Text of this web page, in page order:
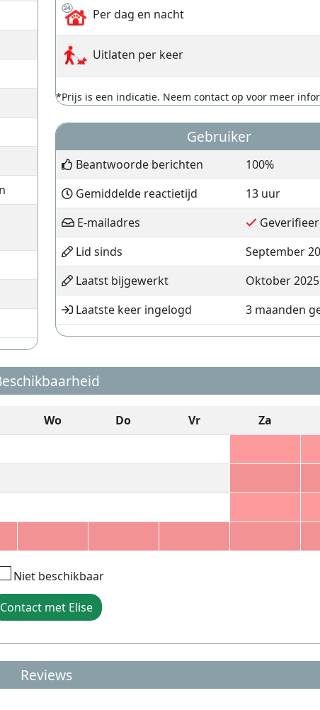
Per dag en nacht
Uitlaten per keer
*Prijs is een indicatie. Neem contact op voor meer
Gebruiker
Beantwoorde berichten
100%
Gemiddelde reactietijd
13 uur
E-mailadres
Lid sinds
September
Laatst bijgewerkt
Oktober 2025
Laatste keer ingelogd
3 maanden
Wo Do Vr
Za
Niet beschikbaar
Contact met Elise
Reviews